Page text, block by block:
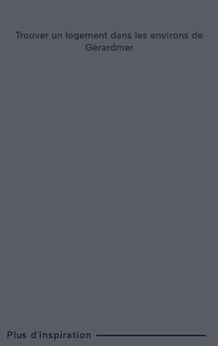
Trouver un logement dans les environs de
Gérardmer
Plus d'inspiration